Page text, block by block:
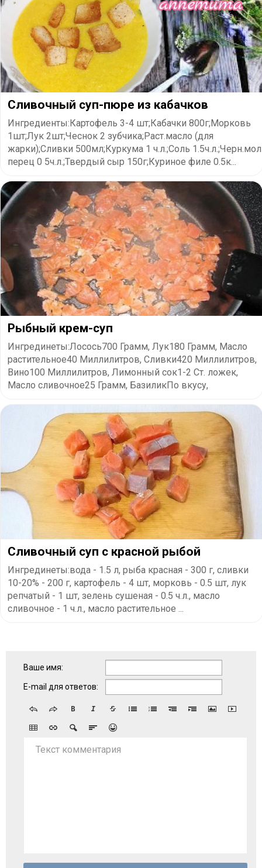
Сливочный суп-пюре из кабачков
Ингредиенты:Картофель 3-4 шт;Кабачки 800г;Морковь
1шт;Лук 2шт;Чеснок 2 зубчика;Раст.масло (для
жарки);Сливки 500мл;Куркума 1 ч.л.;Соль 1.5ч.л.;Черн.мол
перец 0 5ч.л.;Твердый сыр 150г;Куриное филе 0.5к...
Рыбный крем-суп
Ингрединеты:Лосось700 Грамм, Лук180 Грамм, Масло
растительное40 Миллилитров, Сливки420 Миллилитров,
Вино100 Миллилитров, Лимонный сок1-2 Ст. ложек,
Масло сливочное25 Грамм, БазиликПо вкусу,
Сливочный суп с красной рыбой
Ингрединеты:вода - 1.5 л, рыба красная - 300 г, сливки
10-20% - 200 г, картофель - 4 шт, морковь - 0.5 шт, лук
репчатый - 1 шт, зелень сушеная - 0.5 ч.л., масло
сливочное - 1 ч.л., масло растительное ...
Ваше имя:
E-mail для ответов:
Текст комментария